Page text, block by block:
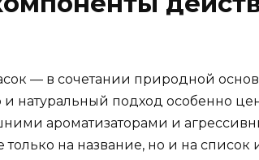
— в сочетании природной
натуральный подход особенно
ароматизаторами и
только на название, но и на список